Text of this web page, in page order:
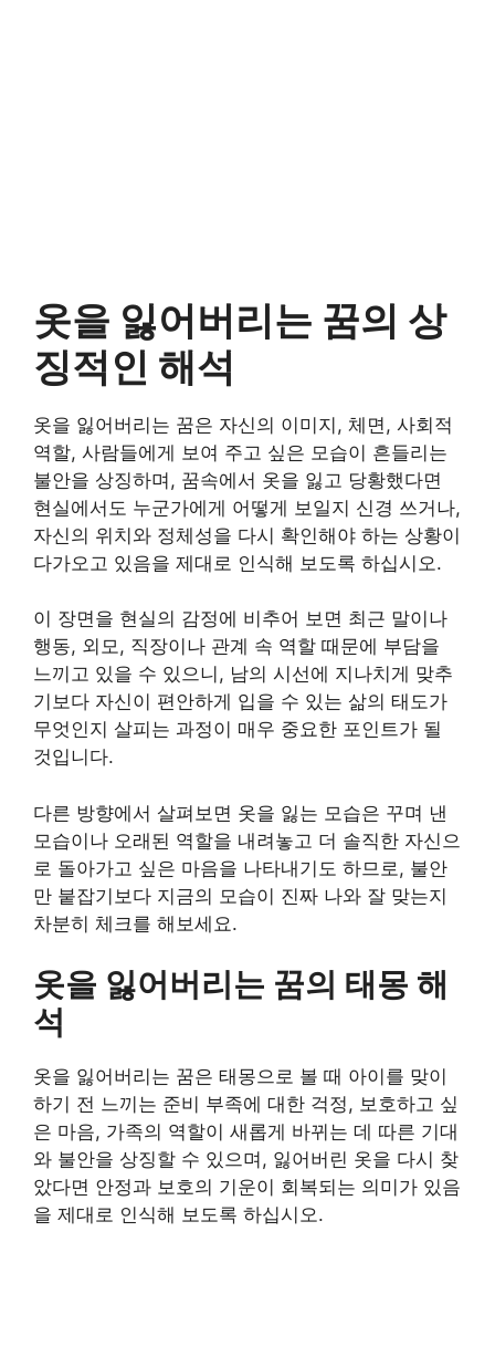
옷을 잃어버리는 꿈의 상
징적인 해석
옷을 잃어버리는 꿈은 자신의 이미지, 체면, 사회적
역할, 사람들에게 보여 주고 싶은 모습이 흔들리는
불안을 상징하며, 꿈속에서 옷을 잃고 당황했다면
현실에서도 누군가에게 어떻게 보일지 신경 쓰거나,
자신의 위치와 정체성을 다시 확인해야 하는 상황이
다가오고 있음을 제대로 인식해 보도록 하십시오.
이 장면을 현실의 감정에 비추어 보면 최근 말이나
행동, 외모, 직장이나 관계 속 역할 때문에 부담을
느끼고 있을 수 있으니, 남의 시선에 지나치게 맞추
기보다 자신이 편안하게 입을 수 있는 삶의 태도가
무엇인지 살피는 과정이 매우 중요한 포인트가 될
것입니다.
다른 방향에서 살펴보면 옷을 잃는 모습은 꾸며 낸
모습이나 오래된 역할을 내려놓고 더 솔직한 자신으
로 돌아가고 싶은 마음을 나타내기도 하므로, 불안
만 붙잡기보다 지금의 모습이 진짜 나와 잘 맞는지
차분히 체크를 해보세요.
옷을 잃어버리는 꿈의 태몽 해
석
옷을 잃어버리는 꿈은 태몽으로 볼 때 아이를 맞이
하기 전 느끼는 준비 부족에 대한 걱정, 보호하고 싶
은 마음, 가족의 역할이 새롭게 바뀌는 데 따른 기대
와 불안을 상징할 수 있으며, 잃어버린 옷을 다시 찾
았다면 안정과 보호의 기운이 회복되는 의미가 있음
을 제대로 인식해 보도록 하십시오.